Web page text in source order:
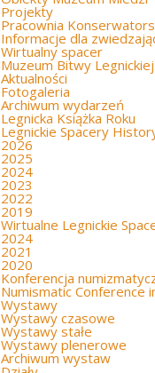
Projekty
Pracownia
Informacje dla
Wirtualny spacer
Muzeum Bitwy Legnickiej
Aktualności
Fotogaleria
Archiwum wydarzeń
Legnicka Książka Roku
Legnickie Spacery
2026
2025
2024
2023
2022
2019
Wirtualne Legnickie
2024
2021
2020
Konferencja
Numismatic Conference
Wystawy
Wystawy czasowe
Wystawy stałe
Wystawy plenerowe
Archiwum wystaw